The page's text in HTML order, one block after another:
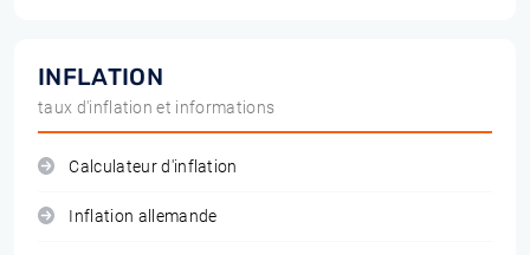
INFLATION
taux d'inflation et informations
Calculateur d'inflation
Inflation allemande